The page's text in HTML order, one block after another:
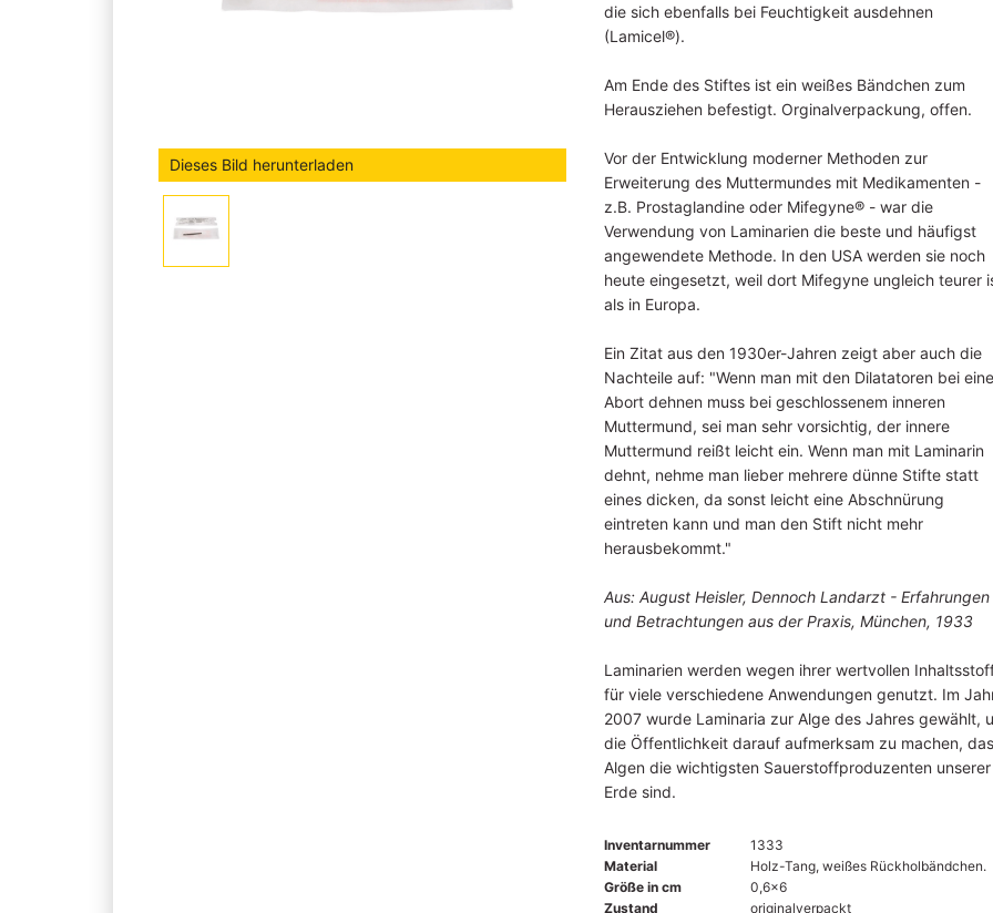
Dieses Bild herunterladen
die sich ebenfalls bei Feuchtigkeit ausdehnen
(Lamicel®).
Am Ende des Stiftes ist ein weißes Bändchen zum
Herausziehen befestigt. Orginalverpackung, offen.
Vor der Entwicklung moderner Methoden zur
Erweiterung des Muttermundes mit Medikamenten -
z.B. Prostaglandine oder Mifegyne® - war die
Verwendung von Laminarien die beste und häufigst
angewendete Methode. In den USA werden sie noch
heute eingesetzt, weil dort Mifegyne ungleich teurer
als in Europa.
Ein Zitat aus den 1930er-Jahren zeigt aber auch die
Nachteile auf: "Wenn man mit den Dilatatoren bei
Abort dehnen muss bei geschlossenem inneren
Muttermund, sei man sehr vorsichtig, der innere
Muttermund reißt leicht ein. Wenn man mit Laminarin
dehnt, nehme man lieber mehrere dünne Stifte statt
eines dicken, da sonst leicht eine Abschnürung
eintreten kann und man den Stift nicht mehr
herausbekommt."
Aus: August Heisler, Dennoch Landarzt - Erfahrungen
und Betrachtungen aus der Praxis, München, 1933
Laminarien werden wegen ihrer wertvollen
für viele verschiedene Anwendungen genutzt. Im
2007 wurde Laminaria zur Alge des Jahres gewählt,
die Öffentlichkeit darauf aufmerksam zu machen,
Algen die wichtigsten Sauerstoffproduzenten unserer
Erde sind.
Inventarnummer
1333
Material
Holz-Tang, weißes Rückholbändchen.
Größe in cm
0,6x6
Zustand
originalverpackt